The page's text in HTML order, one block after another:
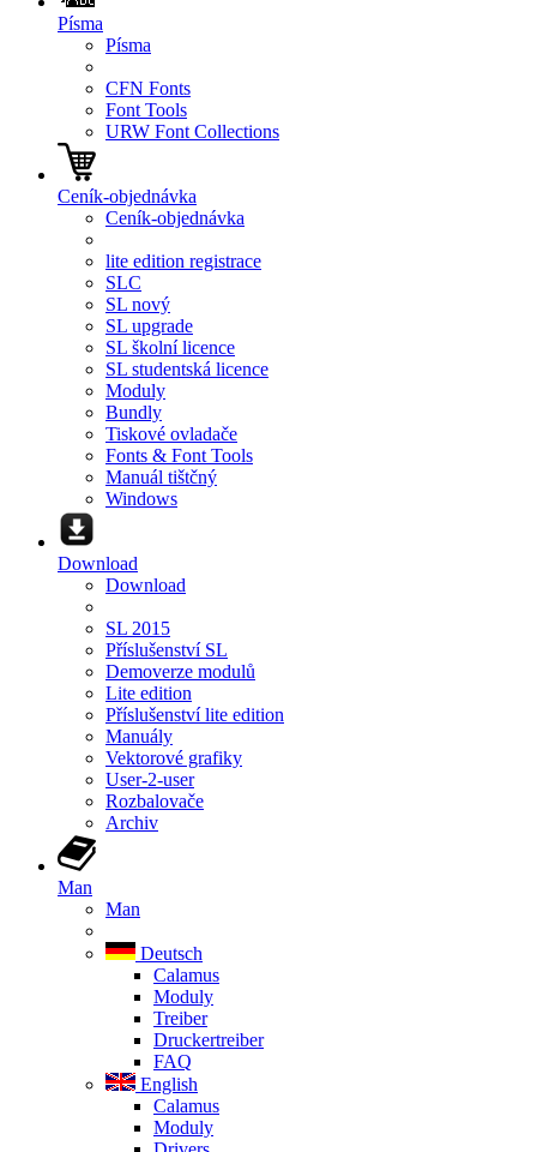
Písma
Písma
CFN Fonts
Font Tools
URW Font Collections
Ceník-objednávka
Ceník-objednávka
lite edition registrace
SLC
SL nový
SL upgrade
SL školní licence
SL studentská licence
Moduly
Bundly
Tiskové ovladače
Fonts & Font Tools
Manuál tištčný
Windows
Download
Download
SL 2015
Příslušenství SL
Demoverze modulů
Lite edition
Příslušenství lite edition
Manuály
Vektorové grafiky
User-2-user
Rozbalovače
Archiv
Man
Man
Deutsch
Calamus
Moduly
Treiber
Druckertreiber
FAQ
English
Calamus
Moduly